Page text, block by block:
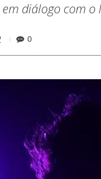
diálogo com
0